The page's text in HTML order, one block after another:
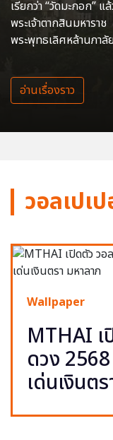
เรียกว่า “วัดมะกอก”
พระเจ้าตากสินมหารา
พระพุทธเลิศหล้านภาลั
อ่านเรื่องราว
วอลเปเ
Wallpaper
MTHAI เ
ดวง
เด่นเงินต